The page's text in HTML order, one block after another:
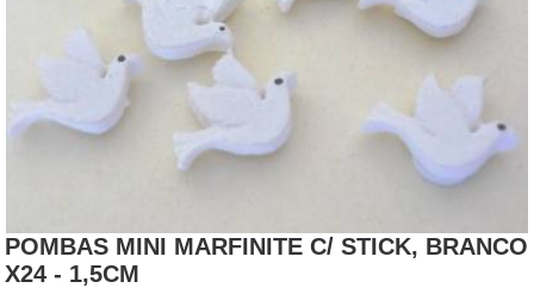
POMBAS MINI MARFINITE C/ STICK, BRANCO
X24 - 1,5CM